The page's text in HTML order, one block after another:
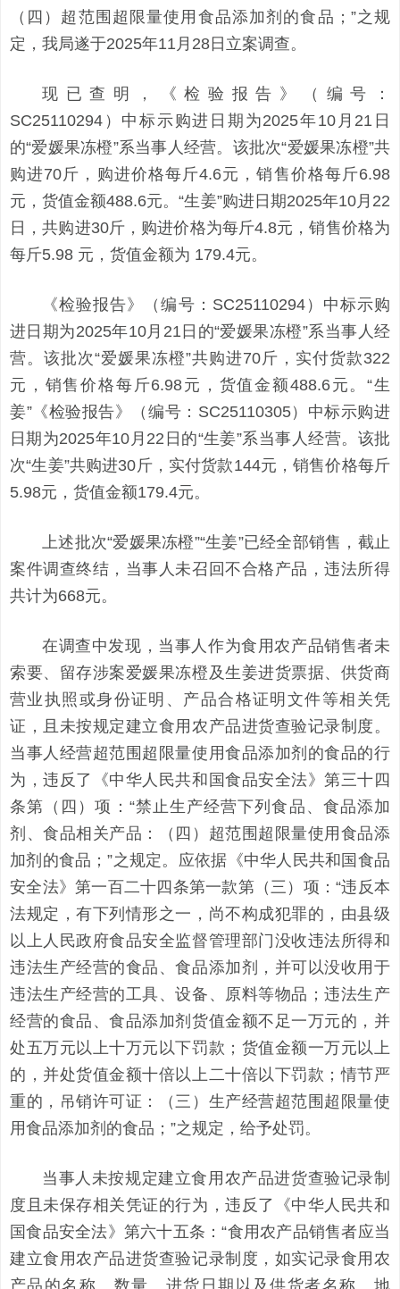
（四）超范围超限量使用食品添加剂的食品；”之规
定，我局遂于2025年11月28日立案调查。
现已查明，《检验报告》（编号：
SC25110294）中标示购进日期为2025年10月21日
的“爱媛果冻橙”系当事人经营。该批次“爱媛果冻橙”共
购进70斤，购进价格每斤4.6元，销售价格每斤6.98
元，货值金额488.6元。“生姜”购进日期2025年10月22
日，共购进30斤，购进价格为每斤4.8元，销售价格为
每斤5.98 元，货值金额为 179.4元。
《检验报告》（编号：SC25110294）中标示购
进日期为2025年10月21日的“爱媛果冻橙”系当事人经
营。该批次“爱媛果冻橙”共购进70斤，实付货款322
元，销售价格每斤6.98元，货值金额488.6元。“生
姜”《检验报告》（编号：SC25110305）中标示购进
日期为2025年10月22日的“生姜”系当事人经营。该批
次“生姜”共购进30斤，实付货款144元，销售价格每斤
5.98元，货值金额179.4元。
上述批次“爱媛果冻橙”“生姜”已经全部销售，截止
案件调查终结，当事人未召回不合格产品，违法所得
共计为668元。
在调查中发现，当事人作为食用农产品销售者未
索要、留存涉案爱媛果冻橙及生姜进货票据、供货商
营业执照或身份证明、产品合格证明文件等相关凭
证，且未按规定建立食用农产品进货查验记录制度。
当事人经营超范围超限量使用食品添加剂的食品的行
为，违反了《中华人民共和国食品安全法》第三十四
条第（四）项：“禁止生产经营下列食品、食品添加
剂、食品相关产品：（四）超范围超限量使用食品添
加剂的食品；”之规定。应依据《中华人民共和国食品
安全法》第一百二十四条第一款第（三）项：“违反本
法规定，有下列情形之一，尚不构成犯罪的，由县级
以上人民政府食品安全监督管理部门没收违法所得和
违法生产经营的食品、食品添加剂，并可以没收用于
违法生产经营的工具、设备、原料等物品；违法生产
经营的食品、食品添加剂货值金额不足一万元的，并
处五万元以上十万元以下罚款；货值金额一万元以上
的，并处货值金额十倍以上二十倍以下罚款；情节严
重的，吊销许可证：（三）生产经营超范围超限量使
用食品添加剂的食品；”之规定，给予处罚。
当事人未按规定建立食用农产品进货查验记录制
度且未保存相关凭证的行为，违反了《中华人民共和
国食品安全法》第六十五条：“食用农产品销售者应当
建立食用农产品进货查验记录制度，如实记录食用农
产品的名称、数量、进货日期以及供货者名称、地